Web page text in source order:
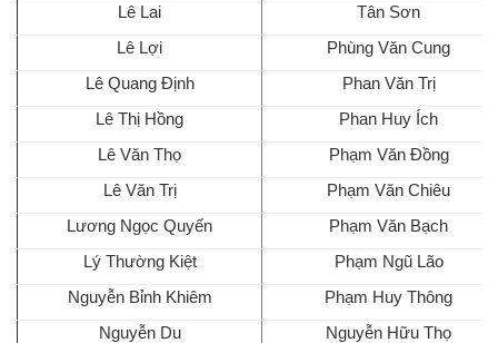
Lê Lai
Tân Sơn
Lê Lợi
Phùng Văn Cung
Lê Quang Định
Phan Văn Trị
Lê Thị Hồng
Phan Huy Ích
Lê Văn Thọ
Phạm Văn Đồng
Lê Văn Trị
Phạm Văn Chiêu
Lương Ngọc Quyến
Phạm Văn Bạch
Lý Thường Kiệt
Phạm Ngũ Lão
Nguyễn Bỉnh Khiêm
Phạm Huy Thông
Nguyễn Du
Nguyễn Hữu Thọ